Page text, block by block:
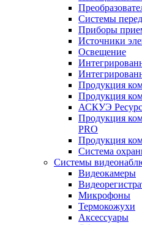
Системы
Приборы
Источники
Освещение
Продукция
Продукция
АСКУЭ Ресурс
Продукция
PRO
Продукция
Система
Системы
Видеокамеры
Микрофоны
Термокожухи
Аксессуары